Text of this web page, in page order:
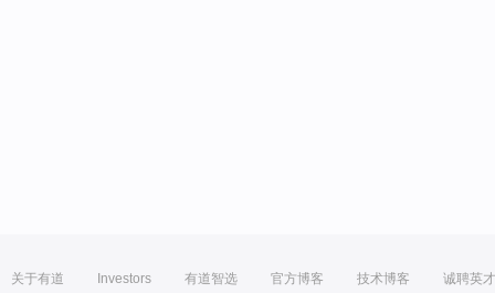
关于有道 Investors 有道智选 官方博客 技术博客 诚聘英才